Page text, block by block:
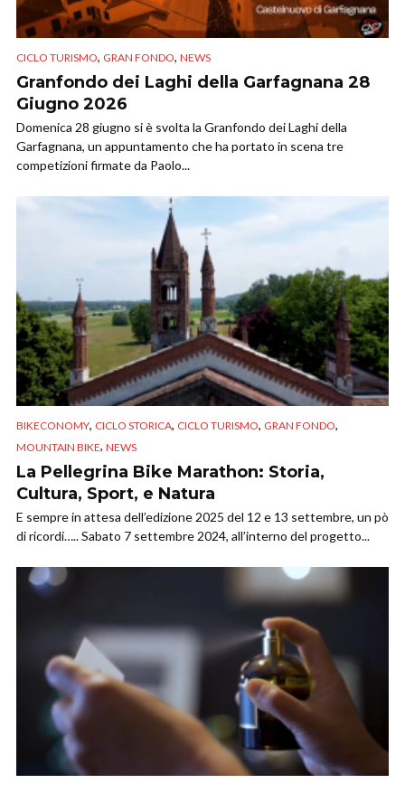
CICLO TURISMO, GRAN FONDO, NEWS
Granfondo dei Laghi della Garfagnana 28
Giugno 2026
Domenica 28 giugno si è svolta la Granfondo dei Laghi della
Garfagnana, un appuntamento che ha portato in scena tre
competizioni firmate da Paolo...
BIKECONOMY, CICLO STORICA, CICLO TURISMO, GRAN FONDO,
MOUNTAIN BIKE, NEWS
La Pellegrina Bike Marathon: Storia,
Cultura, Sport, e Natura
E sempre in attesa dell’edizione 2025 del 12 e 13 settembre, un pò
di ricordi….. Sabato 7 settembre 2024, all’interno del progetto...